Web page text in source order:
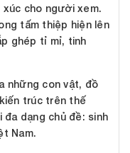
cho người xem.
tấm thiệp hiện lên
ghép tỉ mỉ, tinh
những con vật, đồ
trúc trên thế
dạng chủ đề: sinh
Nam.